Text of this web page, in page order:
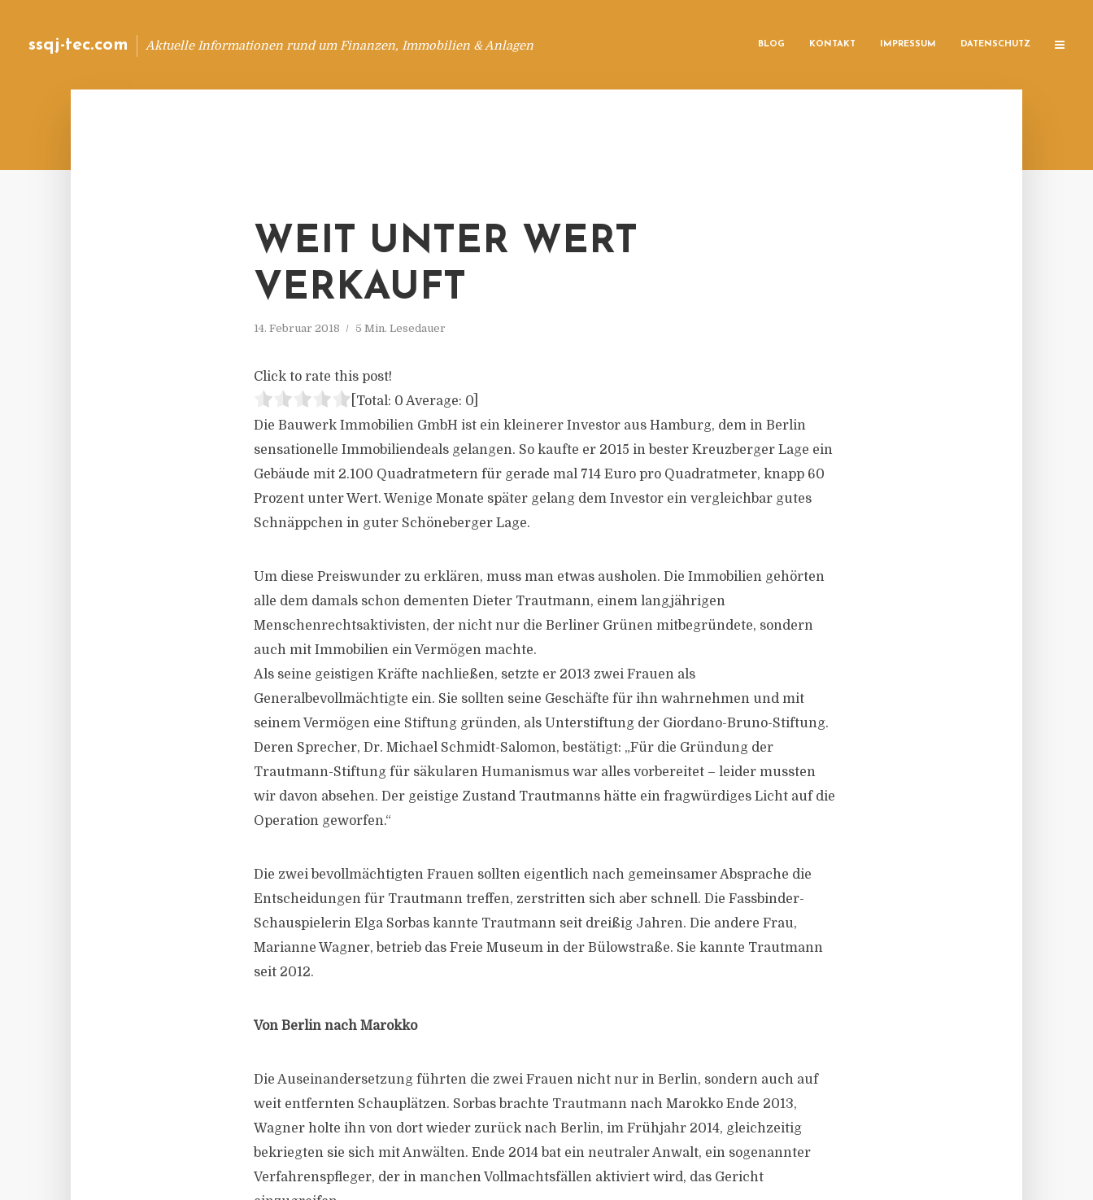
ssqj-tec.com Aktuelle Informationen rund um Finanzen, Immobilien & Anlagen BLOG KONTAKT IMPRESSUM DATENSCHUTZ
WEIT UNTER WERT
VERKAUFT
14. Februar 2018 5 Min. Lesedauer
Click to rate this post!
[Total: 0 Average: 0
Die Bauwerk Immobilien GmbH ist ein kleinerer Investor aus Hamburg, dem in Berlin
sensationelle Immobiliendeals gelangen. So kaufte er 2015 in bester Kreuzberger Lage ein
Gebäude mit 2.100 Quadratmetern für gerade mal 714 Euro pro Quadratmeter, knapp 60
Prozent unter Wert. Wenige Monate später gelang dem Investor ein vergleichbar gutes
Schnäppchen in guter Schöneberger Lage.
Um diese Preiswunder zu erklären, muss man etwas ausholen. Die Immobilien gehörten
alle dem damals schon dementen Dieter Trautmann, einem langjährigen
Menschenrechtsaktivisten, der nicht nur die Berliner Grünen mitbegründete, sondern
auch mit Immobilien ein Vermögen machte.
Als seine geistigen Kräfte nachließen, setzte er 2013 zwei Frauen als
Generalbevollmächtigte ein. Sie sollten seine Geschäfte für ihn wahrnehmen und mit
seinem Vermögen eine Stiftung gründen, als Unterstiftung der Giordano-Bruno-Stiftung.
Deren Sprecher, Dr. Michael Schmidt-Salomon, bestätigt: „Für die Gründung der
Trautmann-Stiftung für säkularen Humanismus war alles vorbereitet – leider mussten
wir davon absehen. Der geistige Zustand Trautmanns hätte ein fragwürdiges Licht auf die
Operation geworfen.“
Die zwei bevollmächtigten Frauen sollten eigentlich nach gemeinsamer Absprache die
Entscheidungen für Trautmann treffen, zerstritten sich aber schnell. Die Fassbinder-
Schauspielerin Elga Sorbas kannte Trautmann seit dreißig Jahren. Die andere Frau,
Marianne Wagner, betrieb das Freie Museum in der Bülowstraße. Sie kannte Trautmann
seit 2012.
Von Berlin nach Marokko
Die Auseinandersetzung führten die zwei Frauen nicht nur in Berlin, sondern auch auf
weit entfernten Schauplätzen. Sorbas brachte Trautmann nach Marokko Ende 2013,
Wagner holte ihn von dort wieder zurück nach Berlin, im Frühjahr 2014, gleichzeitig
bekriegten sie sich mit Anwälten. Ende 2014 bat ein neutraler Anwalt, ein sogenannter
Verfahrenspfleger, der in manchen Vollmachtsfällen aktiviert wird, das Gericht